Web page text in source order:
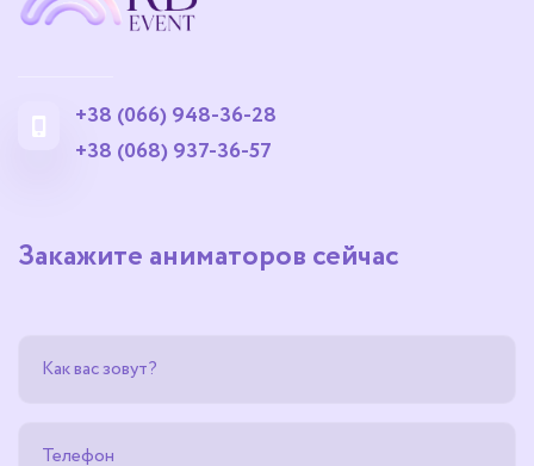
Закажите аниматоров сейчас
+38 (066) 948-36-28
+38 (068) 937-36-57